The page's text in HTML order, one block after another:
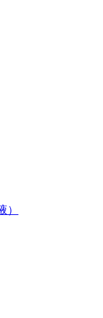
）